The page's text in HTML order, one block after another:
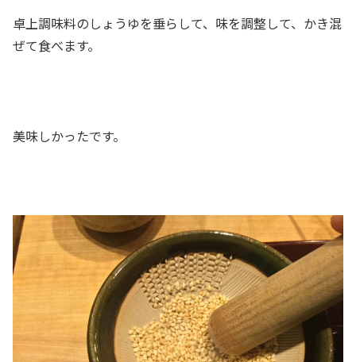
卓上調味料のしょうゆを垂らして、味を調整して、かき混
ぜて食べます。
美味しかったです。